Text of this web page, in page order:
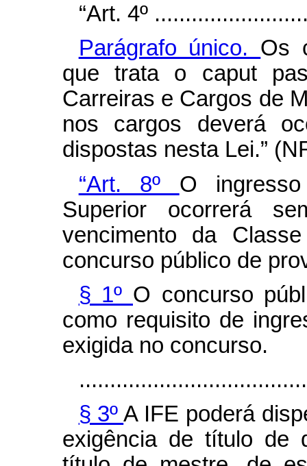
“Art. 4º
Parágrafo único. Os
que trata o caput
Carreiras e Cargos de
nos cargos deverá
dispostas nesta Lei.”
“Art. 8º O
Superior ocorrerá
vencimento da
concurso público de
§ 1º O concurso
como requisito de
exigida no concurso.
§ 3ºA IFE poderá
exigência de título de